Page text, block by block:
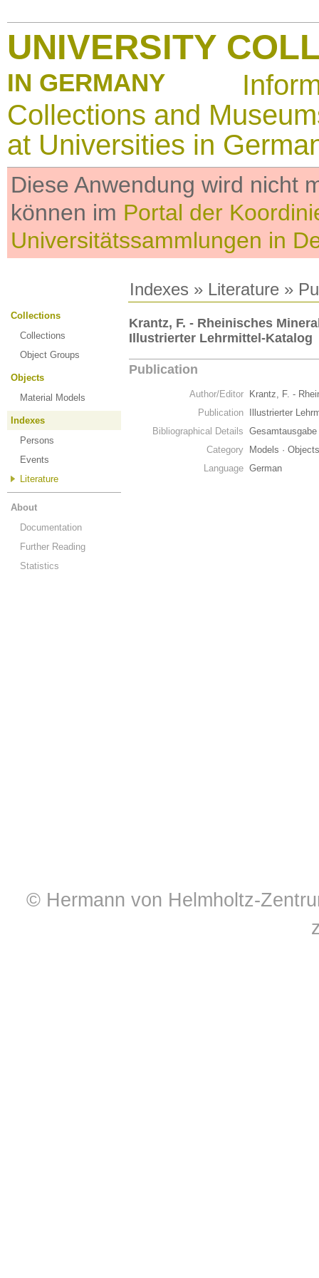
UNIVERSITY
IN GERMANY
Collections and
at Universities in
Diese Anwendung wird nicht
können im Portal der
Universitätssammlungen in
Indexes » Literature »
Collections
Collections
Object Groups
Objects
Material Models
Indexes
Persons
Events
Literature
About
Documentation
Further Reading
Statistics
Krantz, F. - Rheinisches
Illustrierter Lehrmittel-Katalog
Publication
Author/Editor
Krantz, F. -
Publication
Illustrierter
Bibliographical Details
Category
Models ·
Language German
© Hermann von Helmholtz-